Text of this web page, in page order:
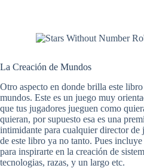
La Creación de Mundos
Otro aspecto en donde brilla este
mundos. Este es un juego muy
que tus jugadores jueguen como
quieran, por supuesto esa es una
intimidante para cualquier director de
de este libro ya no tanto. Pues
para inspirarte en la creación de
tecnologias, razas, y un largo etc.